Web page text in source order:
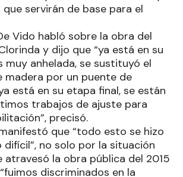
servirán de base para el
Vido habló sobre la obra del
y dijo que “ya está en su
muy anhelada, se sustituyó el
madera por un puente de
está en su etapa final, se están
trabajos de ajuste para
precisó.
que “todo esto se hizo
no solo por la situación
atravesó la obra pública del 2015
discriminados en la